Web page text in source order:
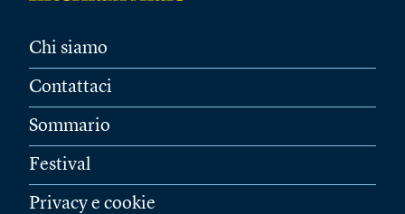
Chi siamo
Contattaci
Sommario
Festival
Privacy e cookie